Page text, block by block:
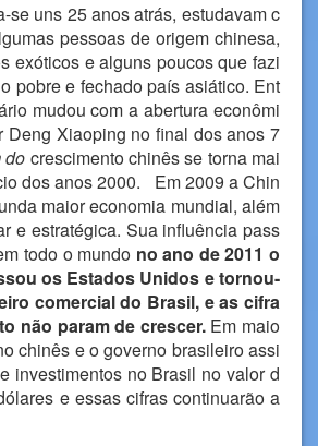
se uns 25 anos atrás, estudavam c
pessoas de origem chinesa,
exóticos e alguns poucos que fazi
pobre e fechado país asiático. Ent
mudou com a abertura econômi
Deng Xiaoping no final dos anos 7
do crescimento chinês se torna mai
dos anos 2000. Em 2009 a Chin
maior economia mundial, além
e estratégica. Sua influência pass
todo o mundo no ano de 2011 o
os Estados Unidos e tornou-
comercial do Brasil, e as cifra
não param de crescer. Em maio
chinês e o governo brasileiro assi
investimentos no Brasil no valor d
e essas cifras continuarão a